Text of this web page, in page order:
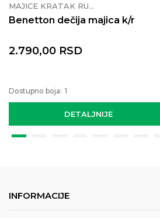
MAJICE KRATAK RUKAV
Benetton dečija majica k/r
DETALJNIJE
2.790,00 RSD
Dostupno boja: 1
INFORMACIJE